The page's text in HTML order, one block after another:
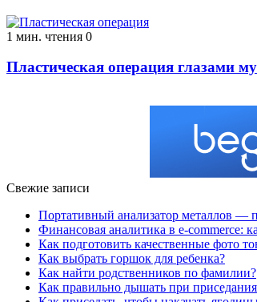
1 мин. чтения 0
Пластическая операция глазами
Свежие записи
Портативный анализатор металлов —
Финансовая аналитика в e-commerce:
Как подготовить качественные фото
Как выбрать горшок для ребенка?
Как найти родственников по фамилии?
Как правильно дышать при